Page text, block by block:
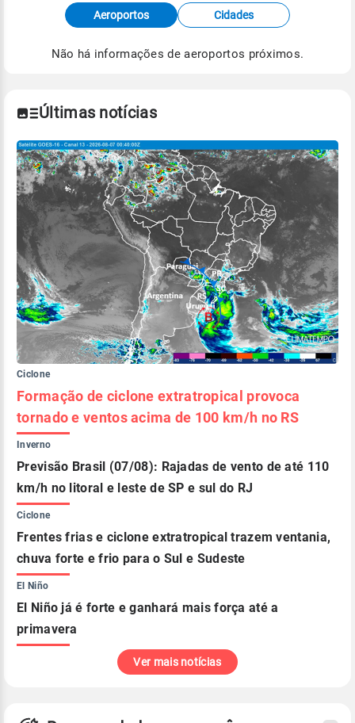
meteorológicas e satélite do Centro de Previsão
de Tempo e Estudos Climáticos (CPTEC).
Para obter mais informações sobre os dados
Aeroportos Cidades
Não há informações de aeroportos próximos.
Últimas notícias
Ciclone
Formação de ciclone extratropical provoca
tornado e ventos acima de 100 km/h no RS
Inverno
Previsão Brasil (07/08): Rajadas de vento de até 110
km/h no litoral e leste de SP e sul do RJ
Ciclone
Frentes frias e ciclone extratropical trazem ventania,
chuva forte e frio para o Sul e Sudeste
El Niño
El Niño já é forte e ganhará mais força até a
primavera
Ver mais notícias